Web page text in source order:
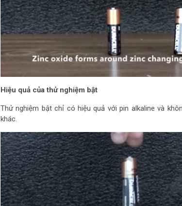
Hiệu quả của thử nghiệm bật
Thử nghiệm bật chỉ có hiệu quả với pin alkaline và
khác.